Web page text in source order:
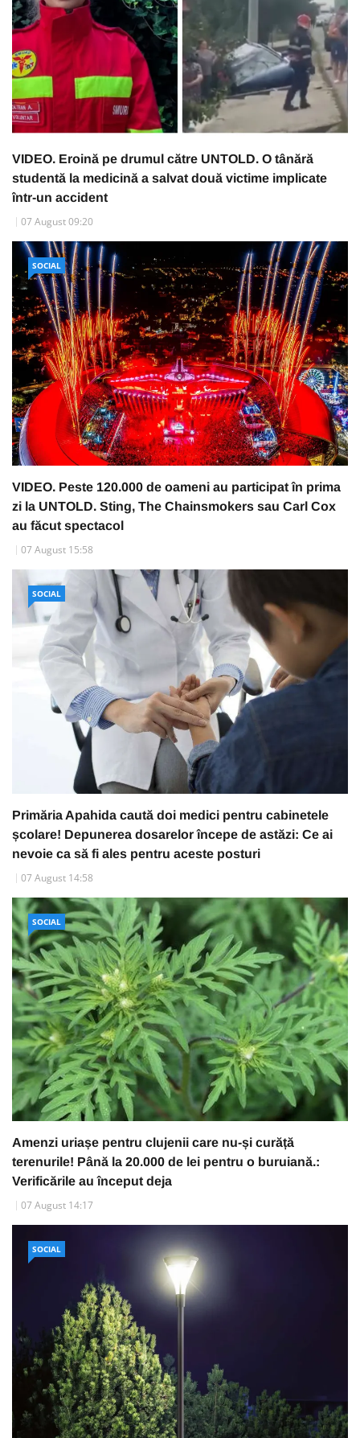
VIDEO. Eroină pe drumul către UNTOLD. O tânără
studentă la medicină a salvat două victime implicate
într-un accident
07 August 09:20
SOCIAL
VIDEO. Peste 120.000 de oameni au participat în prima
zi la UNTOLD. Sting, The Chainsmokers sau Carl Cox
au făcut spectacol
07 August 15:58
SOCIAL
Primăria Apahida caută doi medici pentru cabinetele
școlare! Depunerea dosarelor începe de astăzi: Ce ai
nevoie ca să fi ales pentru aceste posturi
07 August 14:58
SOCIAL
Amenzi uriașe pentru clujenii care nu-și curăță
terenurile! Până la 20.000 de lei pentru o buruiană.:
Verificările au început deja
07 August 14:17
SOCIAL